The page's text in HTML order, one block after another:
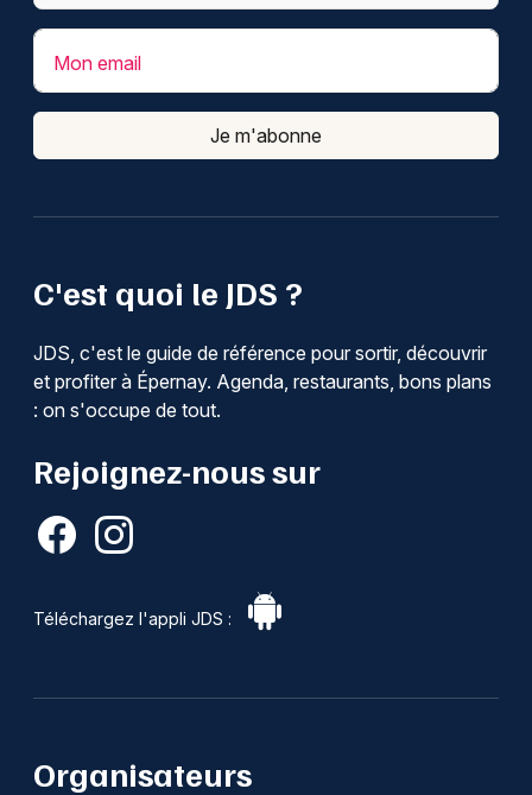
C'est quoi le JDS ?
JDS, c'est le guide de référence pour sortir, découvrir
et profiter à Épernay. Agenda, restaurants, bons plans
: on s'occupe de tout.
Rejoignez-nous sur
Téléchargez l'appli JDS :
Mon email
Je m'abonne
Organisateurs